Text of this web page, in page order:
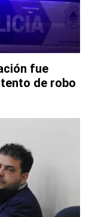
fue
de robo